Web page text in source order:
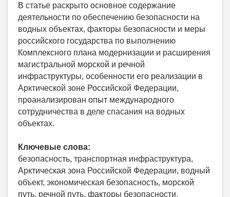
В статье раскрыто основное содержание
деятельности по обеспечению безопасности на
водных объектах, факторы безопасности и меры
российского государства по выполнению
Комплексного плана модернизации и расширения
магистральной морской и речной
инфраструктуры, особенности его реализации в
Арктической зоне Российской Федерации,
проанализирован опыт международного
сотрудничества в деле спасания на водных
объектах.
Ключевые слова:
безопасность, транспортная инфраструктура,
Арктическая зона Российской Федерации, водный
объект, экономическая безопасность, морской
путь, речной путь, факторы безопасности,